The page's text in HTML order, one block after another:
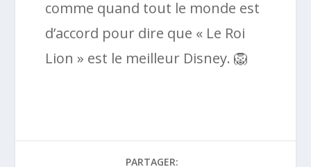
comme quand tout le monde est
d’accord pour dire que « Le Roi
Lion » est le meilleur Disney. 🦁
PARTAGER: